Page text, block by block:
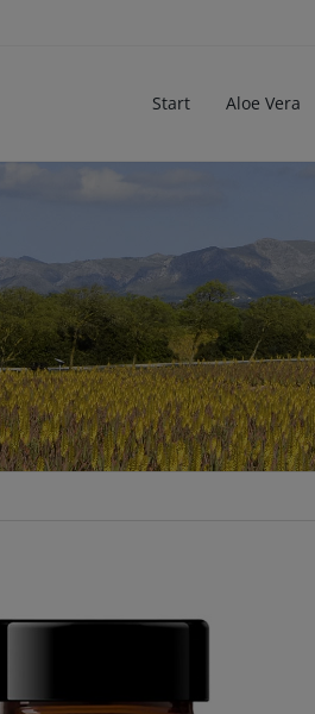
Start Aloe Vera